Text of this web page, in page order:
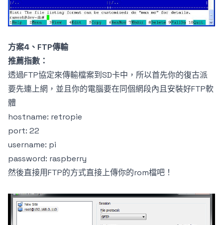
方案4、FTP傳輸
推薦指數：
透過FTP協定來傳輸檔案到SD卡中，所以首先你的復古派
要先連上網，並且你的電腦要在同個網段內且安裝好FTP軟
體
hostname: retropie
port: 22
username: pi
password: raspberry
然後直接用FTP的方式直接上傳你的rom檔吧！